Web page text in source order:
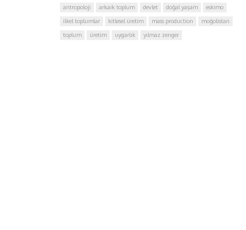
antropoloji arkaik toplum devlet doğal yaşam
eskimo
ilkel toplumlar
kitlesel üretim mass production
moğolistan
toplum
üretim uygarlık yılmaz zenger